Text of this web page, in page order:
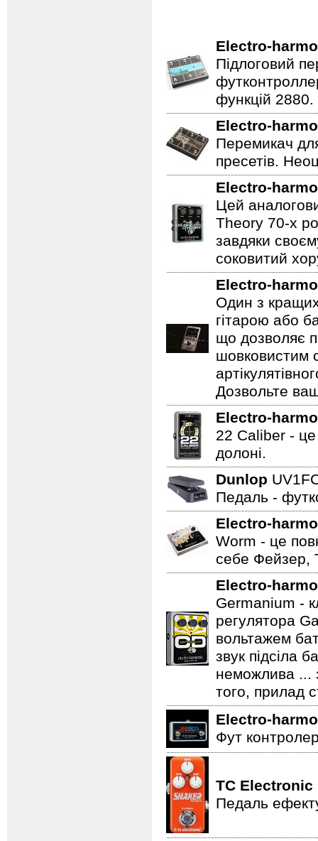
Electro-
Підлоговий
функцій 2880.
Electro-
Перемикач
пресетів.
Electro-
Цей
Theory 70-х
завдяки
соковитий
Electro-
Один з
гітарою або
що дозволяє
шовковистим
Дозвольте
Electro-
22 Caliber - це
долоні.
Dunlop
Педаль -
Electro-
Worm - це
себе Фейзер,
Electro-
Germanium -
регулятора
вольтажем
звук підсіла
неможлива ...
того, прилад
Electro-
Фут
TC Electronic
Педаль